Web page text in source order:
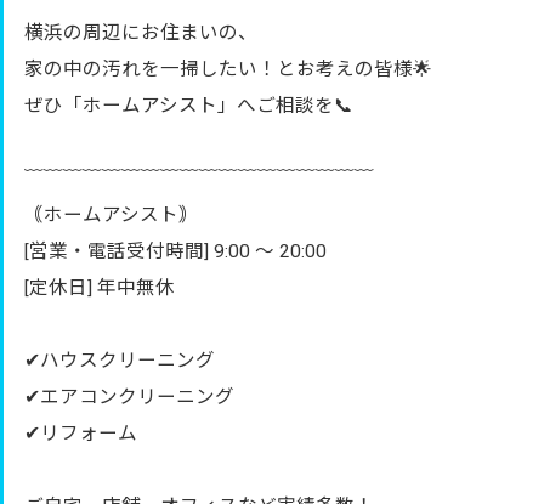
横浜の周辺にお住まいの、
家の中の汚れを一掃したい！とお考えの皆様🌟
ぜひ「ホームアシスト」へご相談を📞
﹋﹋﹋﹋﹋﹋﹋﹋﹋﹋﹋﹋﹋﹋﹋﹋﹋﹋
｟ホームアシスト｠
[営業・電話受付時間] 9:00 〜 20:00
[定休日] 年中無休
✔︎ハウスクリーニング
✔︎エアコンクリーニング
✔︎リフォーム